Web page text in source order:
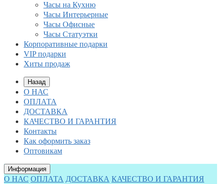
Часы на Кухню
Часы Интерьерные
Часы Офисные
Часы Статуэтки
Корпоративные подарки
VIP подарки
Хиты продаж
Назад
О НАС
ОПЛАТА
ДОСТАВКА
КАЧЕСТВО И ГАРАНТИЯ
Контакты
Как оформить заказ
Оптовикам
Информация
О НАС ОПЛАТА ДОСТАВКА КАЧЕСТВО И ГАРАНТИЯ